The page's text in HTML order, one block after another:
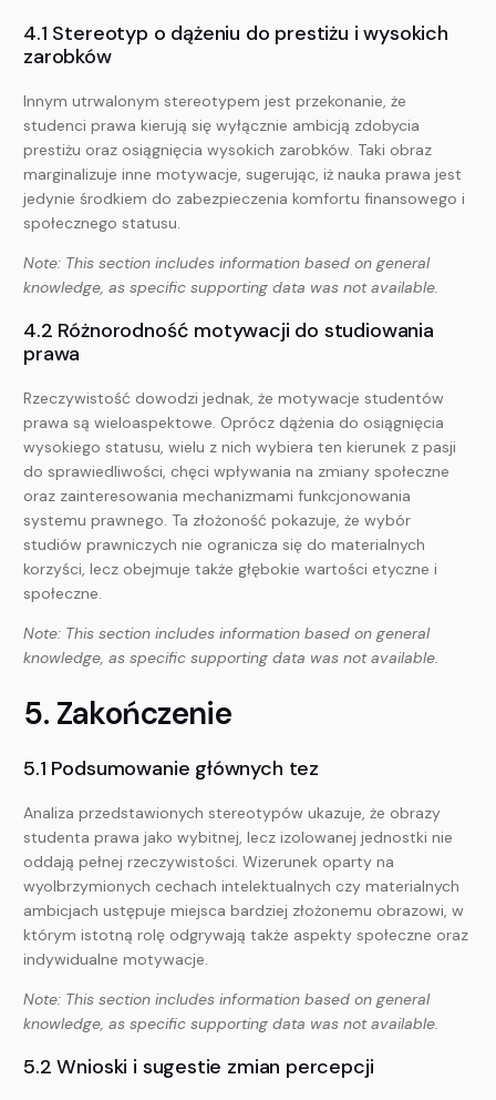
4.1 Stereotyp o dążeniu do prestiżu i wysokich
zarobków
Innym utrwalonym stereotypem jest przekonanie, że
studenci prawa kierują się wyłącznie ambicją zdobycia
prestiżu oraz osiągnięcia wysokich zarobków. Taki obraz
marginalizuje inne motywacje, sugerując, iż nauka prawa jest
jedynie środkiem do zabezpieczenia komfortu finansowego i
społecznego statusu.
Note: This section includes information based on general
knowledge, as specific supporting data was not available.
4.2 Różnorodność motywacji do studiowania
prawa
Rzeczywistość dowodzi jednak, że motywacje studentów
prawa są wieloaspektowe. Oprócz dążenia do osiągnięcia
wysokiego statusu, wielu z nich wybiera ten kierunek z pasji
do sprawiedliwości, chęci wpływania na zmiany społeczne
oraz zainteresowania mechanizmami funkcjonowania
systemu prawnego. Ta złożoność pokazuje, że wybór
studiów prawniczych nie ogranicza się do materialnych
korzyści, lecz obejmuje także głębokie wartości etyczne i
społeczne.
Note: This section includes information based on general
knowledge, as specific supporting data was not available.
5. Zakończenie
5.1 Podsumowanie głównych tez
Analiza przedstawionych stereotypów ukazuje, że obrazy
studenta prawa jako wybitnej, lecz izolowanej jednostki nie
oddają pełnej rzeczywistości. Wizerunek oparty na
wyolbrzymionych cechach intelektualnych czy materialnych
ambicjach ustępuje miejsca bardziej złożonemu obrazowi, w
którym istotną rolę odgrywają także aspekty społeczne oraz
indywidualne motywacje.
Note: This section includes information based on general
knowledge, as specific supporting data was not available.
5.2 Wnioski i sugestie zmian percepcji